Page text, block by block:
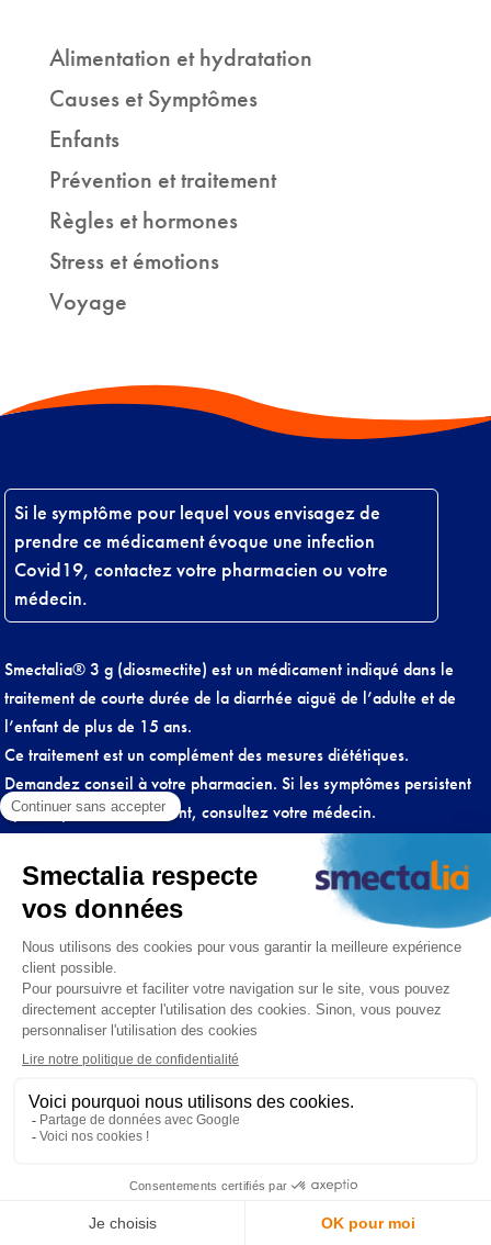
Alimentation et hydratation
Causes et Symptômes
Enfants
Prévention et traitement
Règles et hormones
Stress et émotions
Voyage
Si le symptôme pour lequel vous envisagez de
prendre ce médicament évoque une infection
Covid19, contactez votre pharmacien ou votre
médecin.
Smectalia® 3 g (diosmectite) est un médicament indiqué dans le
traitement de courte durée de la diarrhée aiguë de l’adulte et de
l’enfant de plus de 15 ans.
Ce traitement est un complément des mesures diététiques.
Demandez conseil à votre pharmacien. Si les symptômes persistent
après 2 jours de traitement, consultez votre médecin.
A prendre à distance des autres médicaments (plus de 2 heures si
Conditions générales
Politique de confidentialité et politique cookies